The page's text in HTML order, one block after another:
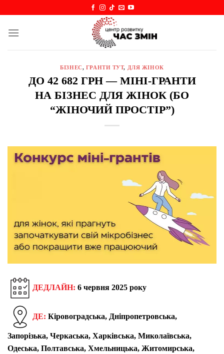
content
БІЗНЕС, ГРАНТИ ТУТ, ДЛЯ ЖІНОК
ДО 42 682 ГРН — МІНІ-ГРАНТИ
НА БІЗНЕС ДЛЯ ЖІНОК (БО
“ЖІНОЧИЙ ПРОСТІР”)
ДЕДЛАЙН: 6 червня 2025 року
ДЕ: Кіровоградська, Дніпропетровська,
Запорізька, Черкаська, Харківська, Миколаївська,
Одеська, Полтавська, Хмельницька, Житомирська,